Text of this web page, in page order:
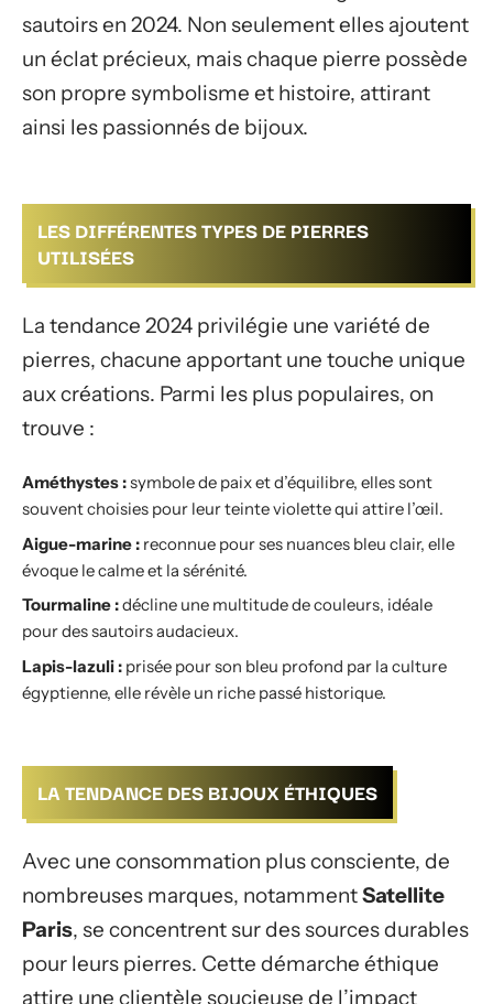
sautoirs en 2024. Non seulement elles ajoutent
un éclat précieux, mais chaque pierre possède
son propre symbolisme et histoire, attirant
ainsi les passionnés de bijoux.
LES DIFFÉRENTES TYPES DE PIERRES
UTILISÉES
La tendance 2024 privilégie une variété de
pierres, chacune apportant une touche unique
aux créations. Parmi les plus populaires, on
trouve :
Améthystes :symbole de paix et d’équilibre, elles sont
souvent choisies pour leur teinte violette qui attire l’œil.
Aigue-marine : reconnue pour ses nuances bleu clair, elle
évoque le calme et la sérénité.
Tourmaline :décline une multitude de couleurs, idéale
pour des sautoirs audacieux.
Lapis-lazuli : prisée pour son bleu profond par la culture
égyptienne, elle révèle un riche passé historique.
LA TENDANCE DES BIJOUX ÉTHIQUES
Avec une consommation plus consciente, de
nombreuses marques, notammentSatellite
Paris, se concentrent sur des sources durables
pour leurs pierres. Cette démarche éthique
attire une clientèle soucieuse de l’impact